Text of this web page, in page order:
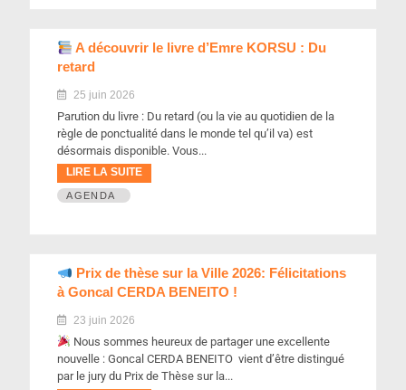
A découvrir le livre d’Emre KORSU : Du
retard
25 juin 2026
Parution du livre : Du retard (ou la vie au quotidien de la
règle de ponctualité dans le monde tel qu’il va) est
désormais disponible. Vous...
LIRE LA SUITE
AGENDA
Prix de thèse sur la Ville 2026: Félicitations
à Goncal CERDA BENEITO !
23 juin 2026
Nous sommes heureux de partager une excellente
nouvelle : Goncal CERDA BENEITO vient d’être distingué
par le jury du Prix de Thèse sur la...